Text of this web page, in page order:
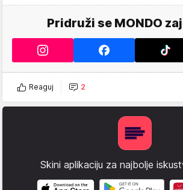
Pridruži se MONDO
Reaguj 2
Skini aplikaciju za najbolje